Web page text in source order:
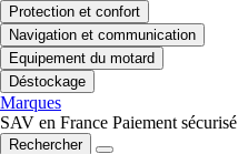
Protection et confort
Navigation et communication
Equipement du motard
Déstockage
Marques
SAV en France Paiement sécurisé
Rechercher